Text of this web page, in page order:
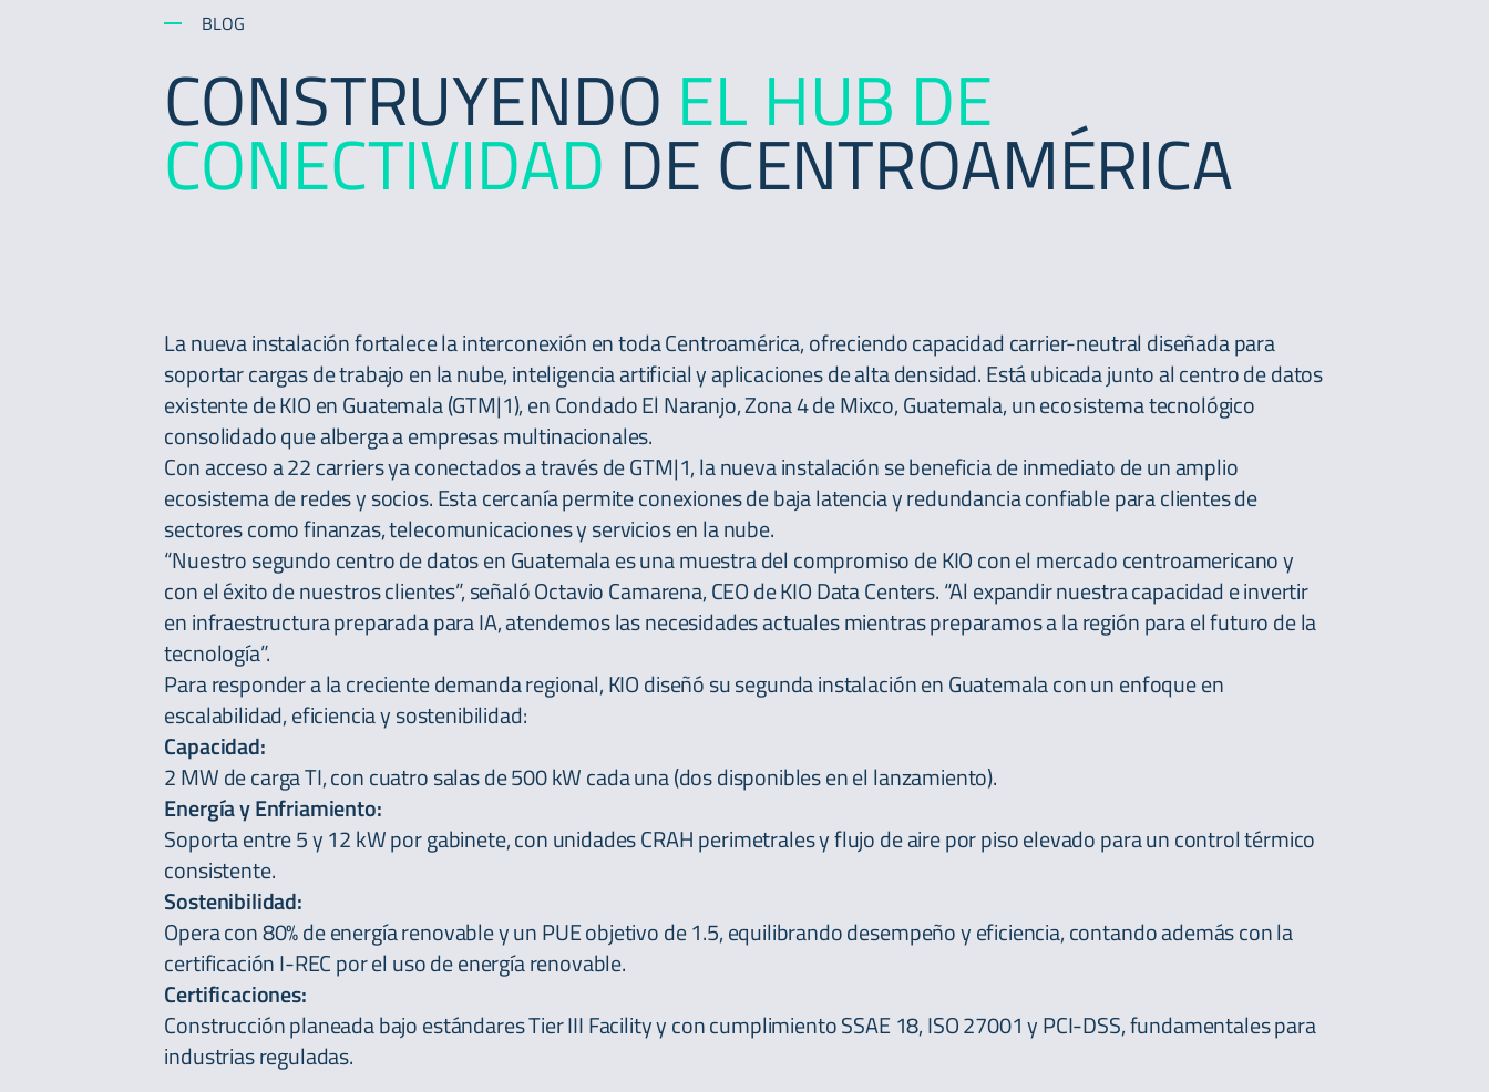
BLOG
CONSTRUYENDO EL HUB DE
CONECTIVIDAD DE CENTROAMÉRICA
La nueva instalación fortalece la interconexión en toda Centroamérica, ofreciendo capacidad carrier-neutral diseñada para
soportar cargas de trabajo en la nube, inteligencia artificial y aplicaciones de alta densidad. Está ubicada junto al centro de datos
existente de KIO enGuatemala (GTM|1), en Condado El Naranjo, Zona 4 de Mixco, Guatemala, un ecosistema tecnológico
consolidado que alberga a empresas multinacionales.
Con acceso a 22 carriers ya conectados a través de GTM|1, la nueva instalación se beneficia de inmediato de un amplio
ecosistema de redes y socios. Esta cercanía permite conexiones de baja latencia y redundancia confiable para clientes de
sectores como finanzas, telecomunicaciones y servicios en la nube.
“Nuestro segundo centro de datos en Guatemala es una muestra del compromiso de KIO con el mercado centroamericano y
con el éxito de nuestros clientes”, señaló Octavio Camarena, CEO de KIO Data Centers. “Al expandir nuestra capacidad e invertir
en infraestructura preparada para IA, atendemos las necesidades actuales mientras preparamos a la región para el futuro de la
tecnología”.
Para responder a la creciente demanda regional, KIO diseñó su segunda instalación en Guatemala con un enfoque en
escalabilidad, eficiencia y sostenibilidad:
Capacidad:
2 MW de carga TI, con cuatro salas de 500 kW cada una (dos disponibles en el lanzamiento).
Energía y Enfriamiento:
Soporta entre 5 y 12 kW por gabinete, con unidades CRAH perimetrales y flujo de aire por piso elevado para un control térmico
consistente.
Sostenibilidad:
Opera con 80% de energía renovable y un PUE objetivo de 1.5, equilibrando desempeño y eficiencia, contando además con la
certificación I-REC por el uso de energía renovable.
Certificaciones:
Construcción planeada bajo estándares Tier III Facility y con cumplimiento SSAE 18, ISO 27001 y PCI-DSS, fundamentales para
industrias reguladas.